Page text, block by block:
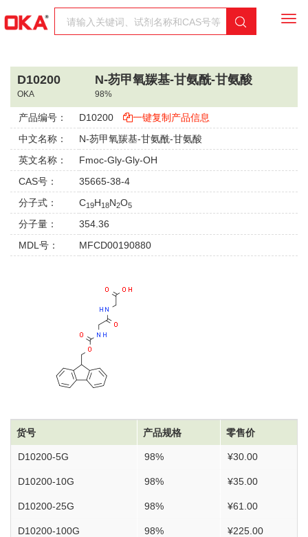
D10200
OKA
N-芴甲氧羰基-甘氨酰-甘氨酸
98%
产品编号： D10200
一键复制产品信息
中文名称：
N-芴甲氧羰基-甘氨酰-甘氨酸
英文名称：
Fmoc-Gly-Gly-OH
CAS号：
35665-38-4
分子式：
C19H18N2O5
分子量：
354.36
MDL号：
MFCD00190880
货号 产品规格 零售价
D10200-5G 98% ¥30.00
D10200-10G 98% ¥35.00
D10200-25G 98% ¥61.00
D10200-100G 98% ¥225.00